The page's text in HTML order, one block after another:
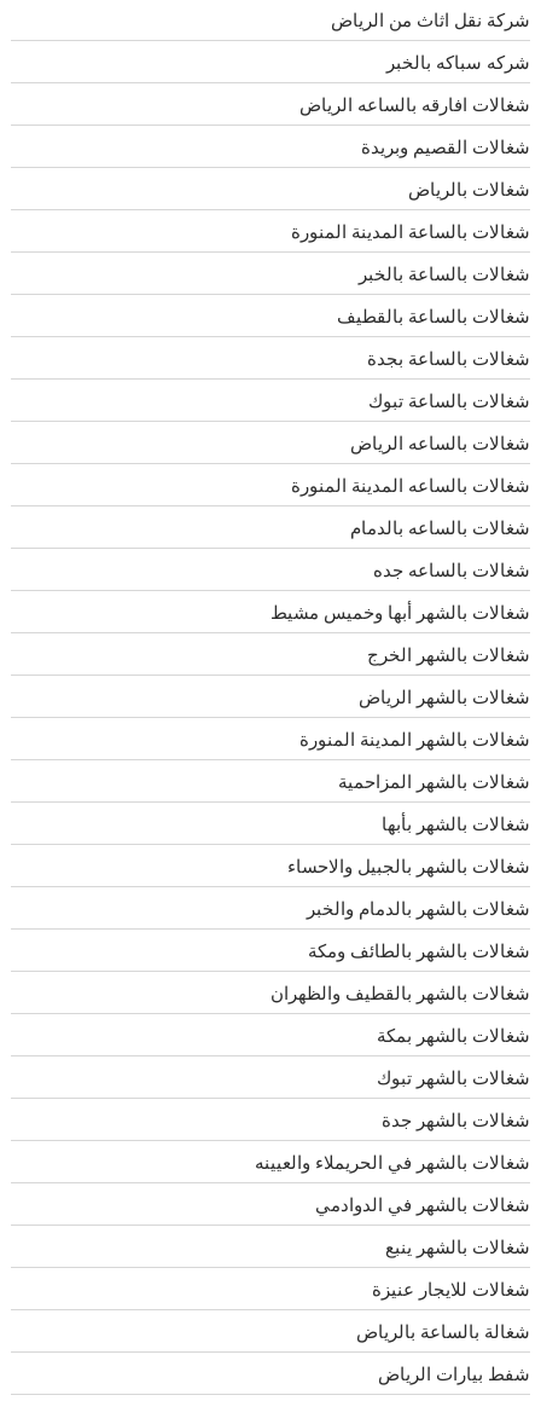
شركة نقل اثاث من الرياض
شركه سباكه بالخبر
شغالات افارقه بالساعه الرياض
شغالات القصيم وبريدة
شغالات بالرياض
شغالات بالساعة المدينة المنورة
شغالات بالساعة بالخبر
شغالات بالساعة بالقطيف
شغالات بالساعة بجدة
شغالات بالساعة تبوك
شغالات بالساعه الرياض
شغالات بالساعه المدينة المنورة
شغالات بالساعه بالدمام
شغالات بالساعه جده
شغالات بالشهر أبها وخميس مشيط
شغالات بالشهر الخرج
شغالات بالشهر الرياض
شغالات بالشهر المدينة المنورة
شغالات بالشهر المزاحمية
شغالات بالشهر بأبها
شغالات بالشهر بالجبيل والاحساء
شغالات بالشهر بالدمام والخبر
شغالات بالشهر بالطائف ومكة
شغالات بالشهر بالقطيف والظهران
شغالات بالشهر بمكة
شغالات بالشهر تبوك
شغالات بالشهر جدة
شغالات بالشهر في الحريملاء والعيينه
شغالات بالشهر في الدوادمي
شغالات بالشهر ينبع
شغالات للايجار عنيزة
شغالة بالساعة بالرياض
شفط بيارات الرياض